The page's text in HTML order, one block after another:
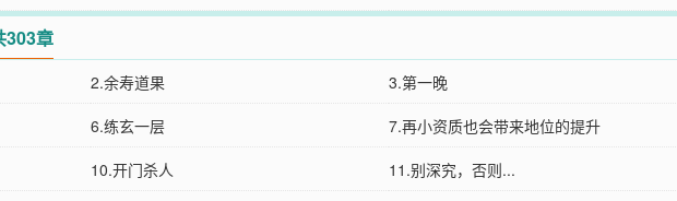
303章
2.余寿道果 3.第一晚
6.练玄一层 7.再小资质也会带来地位的提升
10.开门杀人 11.别深究，否则...